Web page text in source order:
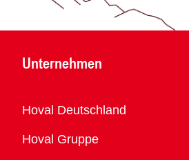
Unternehmen
Übersicht
Hoval Deutschland
Hoval Gruppe